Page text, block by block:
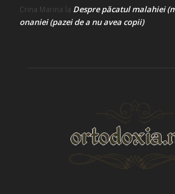
Crina Marina la Despre păcatul malahiei
onaniei (pazei de a nu avea copii)